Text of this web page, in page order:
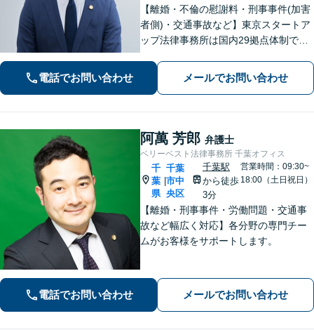
【離婚・不倫の慰謝料・刑事事件(加害
者側)・交通事故など】東京スタートア
ップ法律事務所は国内29拠点体制で全
対応(法律相談は完全予約制)】各分野で
専門性の高い弁護士が寄り添い解決を
電話でお問い合わせ メールでお問い合わせ
阿萬 芳郎 弁護士
ベリーベスト法律事務所 千葉オフィス
千
葉
県
千葉
市中
央区
千葉駅
から徒歩
3分
営業時間：09:30~
18:00（土日祝日）
【離婚・刑事事件・労働問題・交通事
故など幅広く対応】各分野の専門チー
ムがお客様をサポートします。
電話でお問い合わせ メールでお問い合わせ